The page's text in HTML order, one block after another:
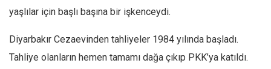
yaşlılar için başlı başına bir işkenceydi.
Diyarbakır Cezaevinden tahliyeler 1984 yılında başladı.
Tahliye olanların hemen tamamı dağa çıkıp PKK’ya katıldı.